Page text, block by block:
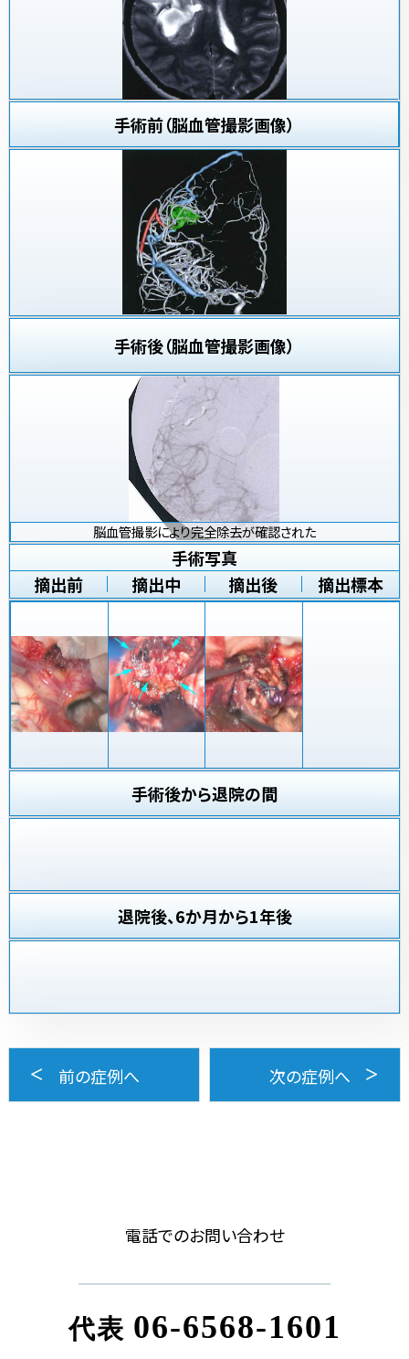
手術前（脳血管撮影画像）
手術後（脳血管撮影画像）
脳血管撮影により完全除去が確認された
手術写真
摘出前
摘出中 摘出後 摘出標本
手術後から退院の間
退院後、6か月から1年後
前の症例へ 次の症例へ
電話でのお問い合わせ
代表 06-6568-1601